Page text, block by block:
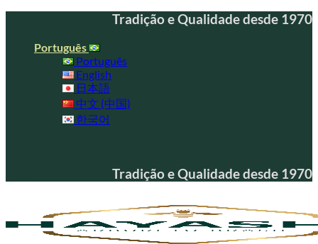
content
Tradição e Qualidade desde 1970
Português
Português
English
日本語
中文 (中国)
한국어
Tradição e Qualidade desde 1970